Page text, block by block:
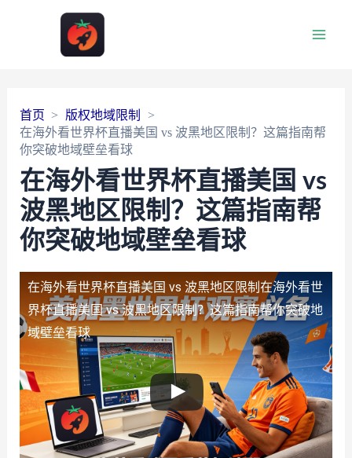
首页
版权地域限制
在海外看世界杯直播美国 vs 波黑地区限制？这篇指南帮
你突破地域壁垒看球
在海外看世界杯直播美国 vs
波黑地区限制？这篇指南帮
你突破地域壁垒看球
在海外看世界杯直播美国 vs 波黑地区限制 在海外看世
界杯直播美国 vs 波黑地区限制？这篇指南帮你突破地
域壁垒看球